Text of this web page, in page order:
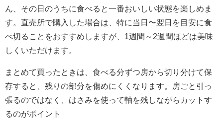
ん、その日のうちに食べると一番おいしい状態を楽しめま
す。直売所で購入した場合は、特に当日〜翌日を目安に食
べ切ることをおすすめしますが、1週間～2週間ほどは美味
しくいただけます。
まとめて買ったときは、食べる分ずつ房から切り分けて保
存すると、残りの部分を傷めにくくなります。房ごと引っ
張るのではなく、はさみを使って軸を残しながらカットす
るのがポイント